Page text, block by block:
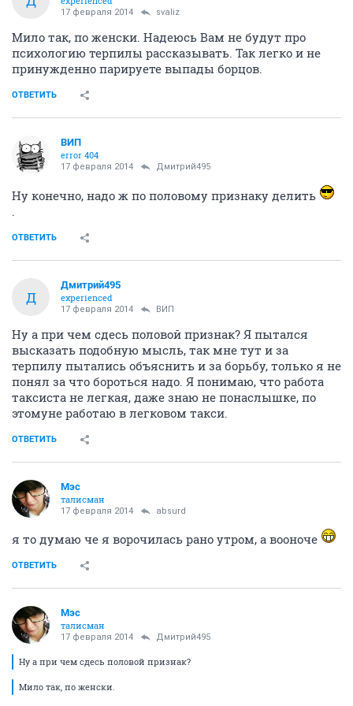
17 февраля 2014 svaliz
Мило так, по женски. Надеюсь Вам не будут про
психологию терпилы рассказывать. Так легко и не
принужденно парируете выпады борцов.
ОТВЕТИТЬ
ВИП
error 404
17 февраля 2014 Дмитрий495
Ну конечно, надо ж по половому признаку делить
.
ОТВЕТИТЬ
Д
Дмитрий495
experienced
17 февраля 2014 ВИП
Ну а при чем сдесь половой признак? Я пытался
высказать подобную мысль, так мне тут и за
терпилу пытались объяснить и за борьбу, только я не
понял за что бороться надо. Я понимаю, что работа
таксиста не легкая, даже знаю не понаслышке, по
этомуне работаю в легковом такси.
ОТВЕТИТЬ
Мэс
талисман
17 февраля 2014 absurd
я то думаю че я ворочилась рано утром, а вооноче
ОТВЕТИТЬ
Мэс
талисман
17 февраля 2014 Дмитрий495
Ну а при чем сдесь половой признак?
Мило так, по женски.